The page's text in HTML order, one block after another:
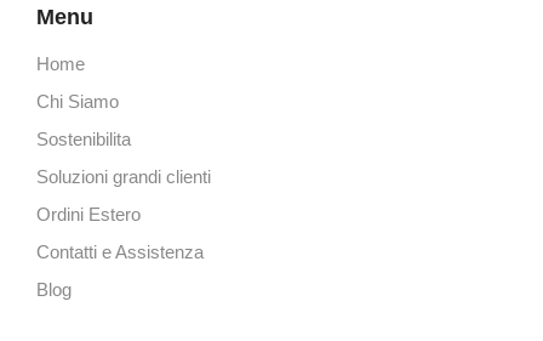
Menu
Home
Chi Siamo
Sostenibilita
Soluzioni grandi clienti
Ordini Estero
Contatti e Assistenza
Blog